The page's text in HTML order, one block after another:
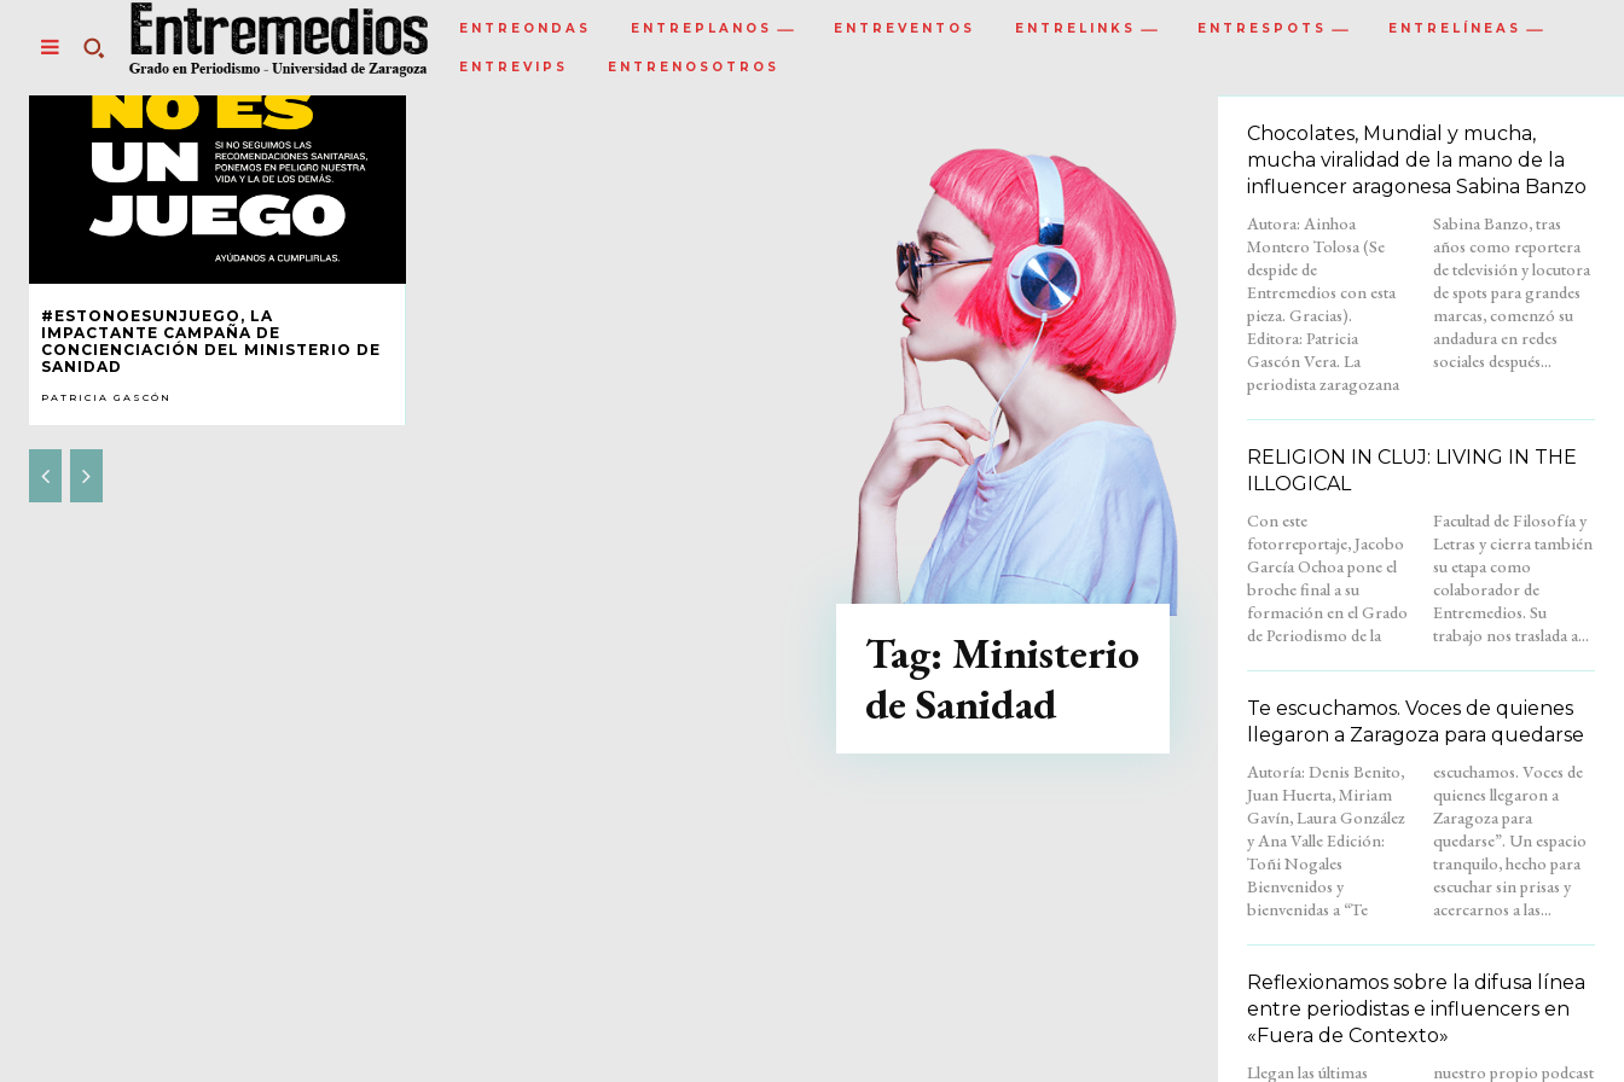
ENTREONDAS ENTREPLANOS ENTREVENTOS ENTRELINKS ENTRESPOTS ENTRELÍNEAS
ENTREVIPS ENTRENOSOTROS
#ESTONOESUNJUEGO, LA
IMPACTANTE CAMPAÑA DE
CONCIENCIACIÓN DEL MINISTERIO DE
SANIDAD
PATRICIA GASCÓN
Tag: Ministerio
de Sanidad
Chocolates, Mundial y mucha,
mucha viralidad de la mano de la
influencer aragonesa Sabina Banzo
Autora: Ainhoa
Montero Tolosa (Se
despide de
Entremedios con esta
pieza. Gracias).
Editora: Patricia
Gascón Vera. La
periodista zaragozana
Sabina Banzo, tras
años como reportera
de televisión y locutora
de spots para grandes
marcas, comenzó su
andadura en redes
sociales después...
RELIGION IN CLUJ: LIVING IN THE
ILLOGICAL
Con este
fotorreportaje, Jacobo
García Ochoa pone el
broche final a su
formación en el Grado
de Periodismo de la
Facultad de Filosofía y
Letras y cierra también
su etapa como
colaborador de
Entremedios. Su
trabajo nos traslada a...
Te escuchamos. Voces de quienes
llegaron a Zaragoza para quedarse
Autoría: Denis Benito,
Juan Huerta, Miriam
Gavín, Laura González
y Ana Valle Edición:
Toñi Nogales
Bienvenidos y
bienvenidas a “Te
escuchamos. Voces de
quienes llegaron a
Zaragoza para
quedarse”. Un espacio
tranquilo, hecho para
escuchar sin prisas y
acercarnos a las...
Reflexionamos sobre la difusa línea
entre periodistas e influencers en
«Fuera de Contexto»
Llegan las últimas
nuestro propio podcast